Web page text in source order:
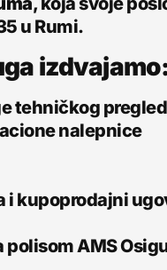
u Rumi.
izdvajamo:
tehničkog
nalepnice
i kupoprodajni
AMS